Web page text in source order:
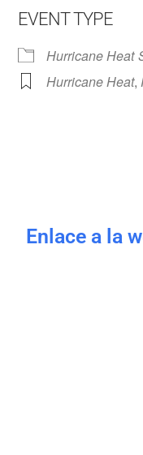
EVENT TYPE
Hurricane Heat
Hurricane Heat,
Enlace a la